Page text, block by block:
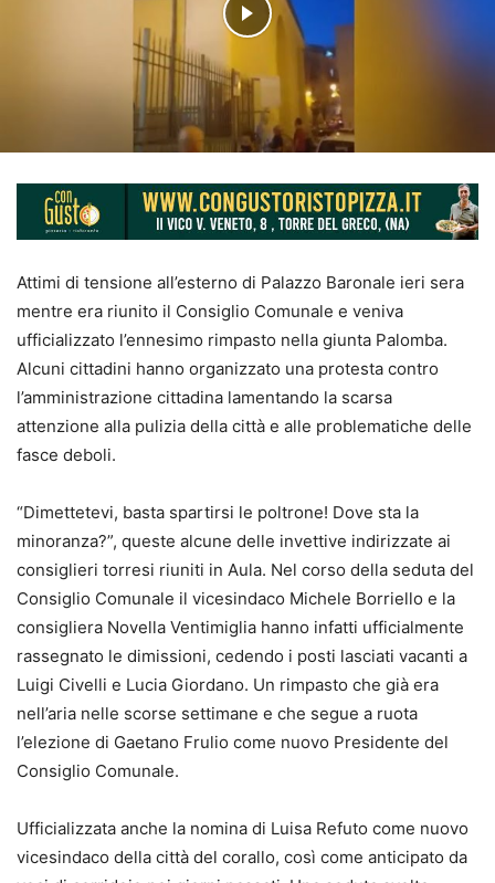
Attimi di tensione all’esterno di Palazzo Baronale ieri sera
mentre era riunito il Consiglio Comunale e veniva
ufficializzato l’ennesimo rimpasto nella giunta Palomba.
Alcuni cittadini hanno organizzato una protesta contro
l’amministrazione cittadina lamentando la scarsa
attenzione alla pulizia della città e alle problematiche delle
fasce deboli.
“Dimettetevi, basta spartirsi le poltrone! Dove sta la
minoranza?”, queste alcune delle invettive indirizzate ai
consiglieri torresi riuniti in Aula. Nel corso della seduta del
Consiglio Comunale il vicesindaco Michele Borriello e la
consigliera Novella Ventimiglia hanno infatti ufficialmente
rassegnato le dimissioni, cedendo i posti lasciati vacanti a
Luigi Civelli e Lucia Giordano. Un rimpasto che già era
nell’aria nelle scorse settimane e che segue a ruota
l’elezione di Gaetano Frulio come nuovo Presidente del
Consiglio Comunale.
Ufficializzata anche la nomina di Luisa Refuto come nuovo
vicesindaco della città del corallo, così come anticipato da